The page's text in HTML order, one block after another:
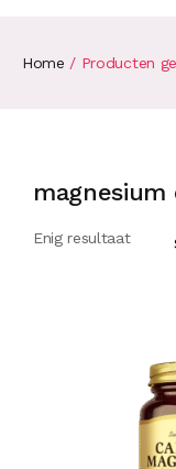
Home / Producten
Enig resultaat